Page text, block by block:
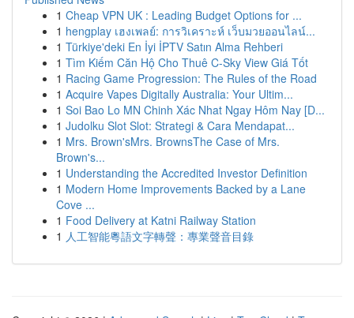
1 Cheap VPN UK : Leading Budget Options for ...
1 hengplay เฮงเพลย์: การวิเคราะห์ เว็บมวยออนไลน์...
1 Türkiye'deki En İyi İPTV Satın Alma Rehberi
1 Tìm Kiếm Căn Hộ Cho Thuê C-Sky View Giá Tốt
1 Racing Game Progression: The Rules of the Road
1 Acquire Vapes Digitally Australia: Your Ultim...
1 Soi Bao Lo MN Chinh Xác Nhat Ngay Hôm Nay [D...
1 Judolku Slot Slot: Strategi & Cara Mendapat...
1 Mrs. Brown'sMrs. BrownsThe Case of Mrs.
Brown's...
1 Understanding the Accredited Investor Definition
1 Modern Home Improvements Backed by a Lane
Cove ...
1 Food Delivery at Katni Railway Station
1 人工智能粵語文字轉聲：專業聲音目錄